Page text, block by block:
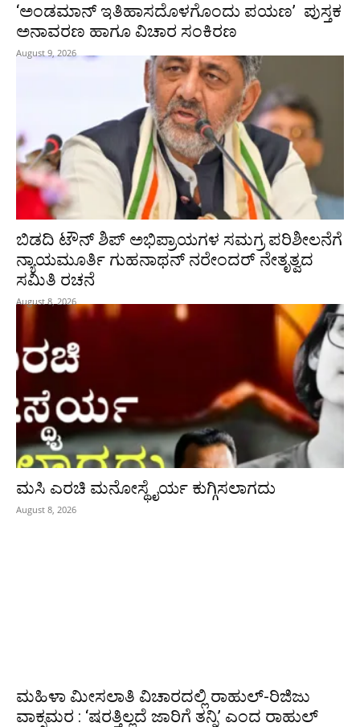
‘ಅಂಡಮಾನ್ ಇತಿಹಾಸದೊಳಗೊಂದು ಪಯಣ’ ಪುಸ್ತಕ
ಅನಾವರಣ ಹಾಗೂ ವಿಚಾರ ಸಂಕಿರಣ
August 9, 2026
ಬಿಡದಿ ಟೌನ್ ಶಿಪ್ ಅಭಿಪ್ರಾಯಗಳ ಸಮಗ್ರ ಪರಿಶೀಲನೆಗೆ
ನ್ಯಾಯಮೂರ್ತಿ ಗುಹನಾಥನ್ ನರೇಂದರ್ ನೇತೃತ್ವದ
ಸಮಿತಿ ರಚನೆ
August 8, 2026
ಮಸಿ ಎರಚಿ ಮನೋಸ್ಥೈರ್ಯ ಕುಗ್ಗಿಸಲಾಗದು
August 8, 2026
ಮಹಿಳಾ ಮೀಸಲಾತಿ ವಿಚಾರದಲ್ಲಿ ರಾಹುಲ್‌-ರಿಜಿಜು
ವಾಕ್ಸಮರ : ‘ಷರತ್ತಿಲ್ಲದೆ ಜಾರಿಗೆ ತನ್ನಿ’ ಎಂದ ರಾಹುಲ್‌